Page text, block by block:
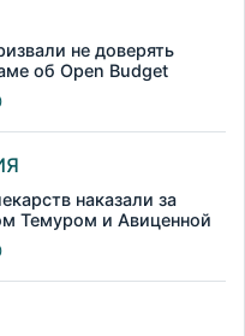
не доверять
об Open Budget
наказали за
Темуром и Авиценной